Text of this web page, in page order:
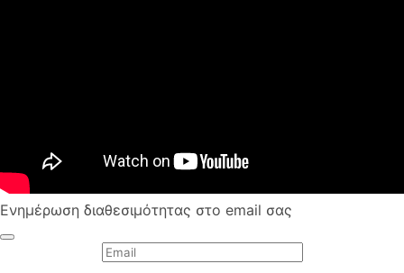
Ενημέρωση διαθεσιμότητας στο email σας